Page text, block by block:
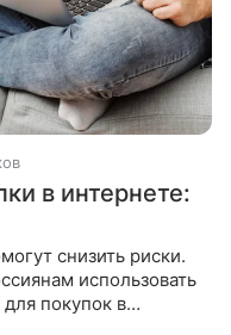
в интернете:
снизить риски.
использовать
покупок в